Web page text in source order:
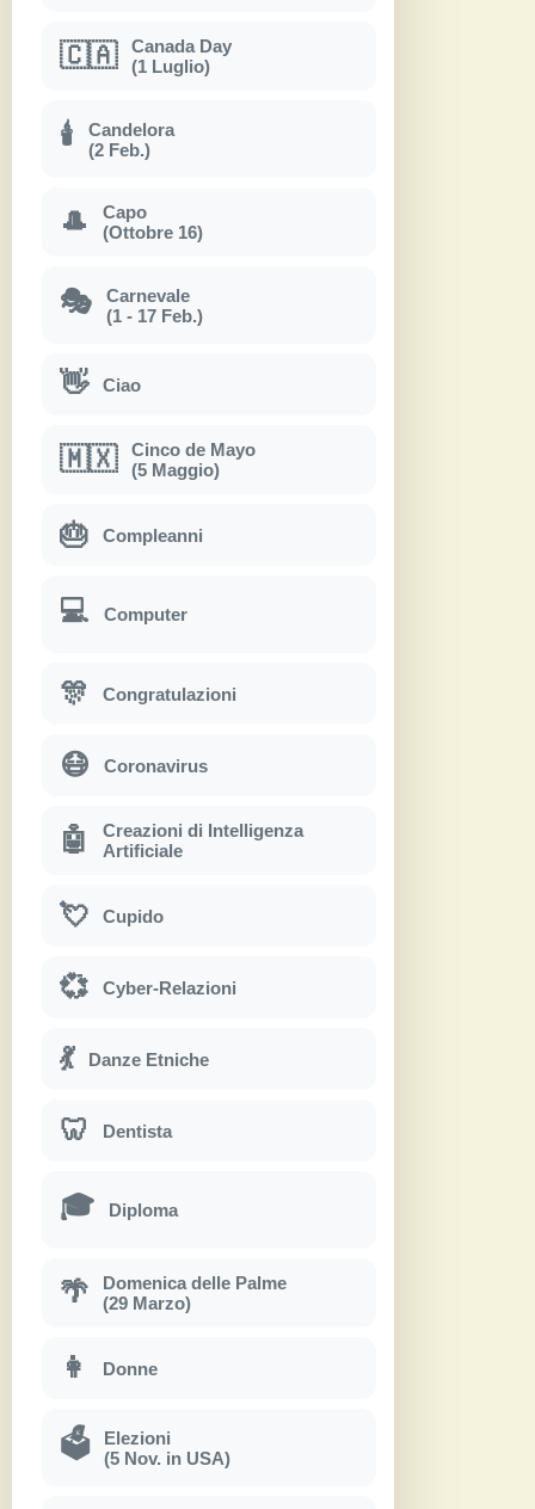
🇨🇦
Canada Day
(1 Luglio)
🕯
Candelora
(2 Feb.)
🎩
Capo
(Ottobre 16)
🎭
Carnevale
(1 - 17 Feb.)
👋 Ciao
🇲🇽
Cinco de Mayo
(5 Maggio)
🎂 Compleanni
💻 Computer
🎊 Congratulazioni
😷 Coronavirus
🤖
Creazioni di Intelligenza
Artificiale
💘 Cupido
💞 Cyber-Relazioni
💃 Danze Etniche
🦷 Dentista
🎓 Diploma
🌴
Domenica delle Palme
(29 Marzo)
👩 Donne
🗳
Elezioni
(5 Nov. in USA)